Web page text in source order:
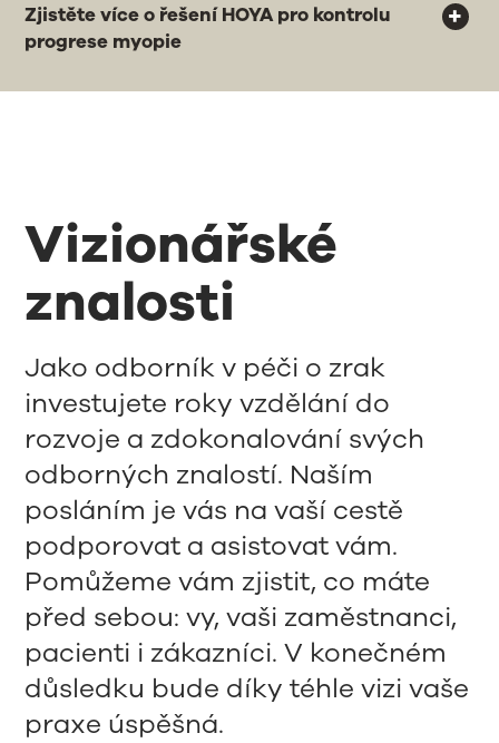
Zjistěte více o řešení HOYA pro kontrolu
progrese myopie
Vizionářské
znalosti
Jako odborník v péči o zrak
investujete roky vzdělání do
rozvoje a zdokonalování svých
odborných znalostí. Naším
posláním je vás na vaší cestě
podporovat a asistovat vám.
Pomůžeme vám zjistit, co máte
před sebou: vy, vaši zaměstnanci,
pacienti i zákazníci. V konečném
důsledku bude díky téhle vizi vaše
praxe úspěšná.